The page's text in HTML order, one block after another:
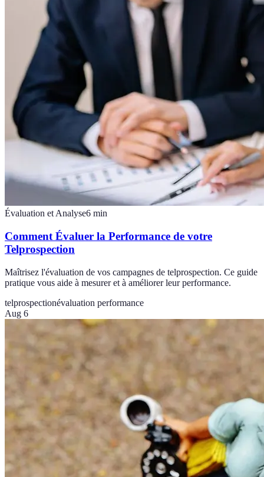
Évaluation et Analyse6 min
Comment Évaluer la Performance de votre
Telprospection
Maîtrisez l'évaluation de vos campagnes de telprospection. Ce guide
pratique vous aide à mesurer et à améliorer leur performance.
telprospectionévaluation performance
Aug 6